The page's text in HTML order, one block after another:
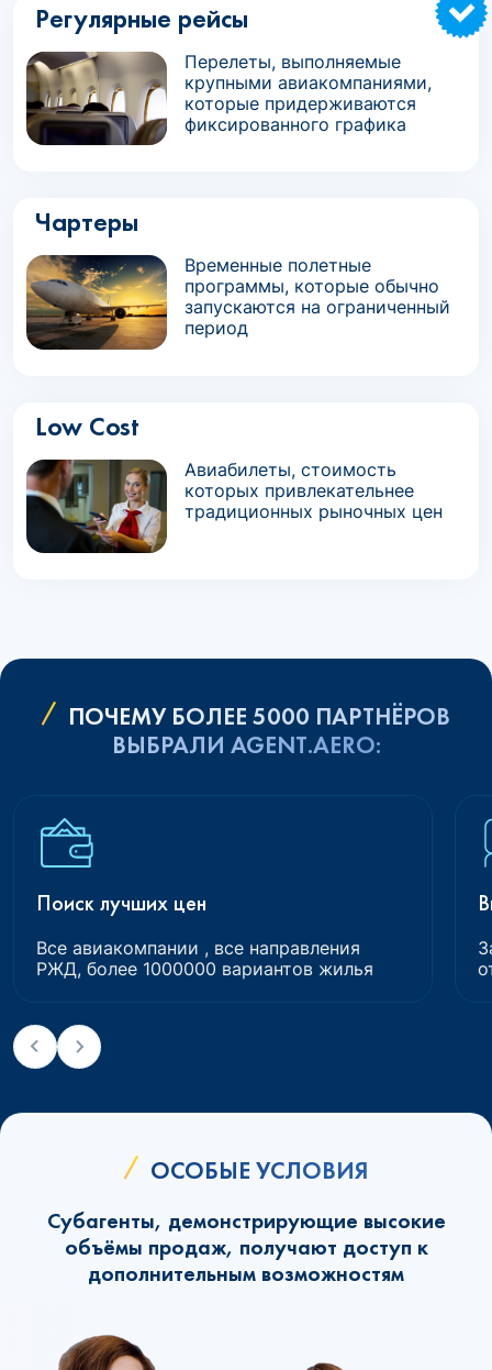
Регулярные рейсы
Перелеты, выполняемые
крупными авиакомпаниями,
которые придерживаются
фиксированного графика
Чартеры
Временные полетные
программы, которые обычно
запускаются на ограниченный
период
Low Cost
Авиабилеты, стоимость
которых привлекательнее
традиционных рыночных цен
ПОЧЕМУ БОЛЕЕ 5000 ПАРТНЁРОВ
ВЫБРАЛИ AGENT.AERO:
Поиск лучших цен
Все авиакомпании , все направления
РЖД, более 1000000 вариантов жилья
ОСОБЫЕ УСЛОВИЯ
Субагенты, демонстрирующие высокие
объёмы продаж, получают доступ к
дополнительным возможностям